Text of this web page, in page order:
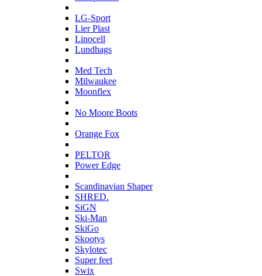
LG-Sport
Lier Plast
Linocell
Lundhags
Med Tech
Milwaukee
Moonflex
No Moore Boots
Orange Fox
PELTOR
Power Edge
Scandinavian Shaper
SHRED.
SiGN
Ski-Man
SkiGo
Skootys
Skylotec
Super feet
Swix